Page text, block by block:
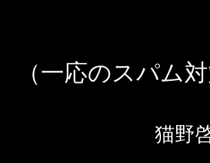
（一応のスパム
猫野